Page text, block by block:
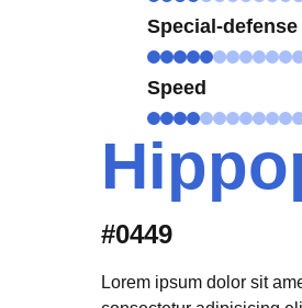
Special-defense
Speed
#0449
Lorem ipsum dolor sit